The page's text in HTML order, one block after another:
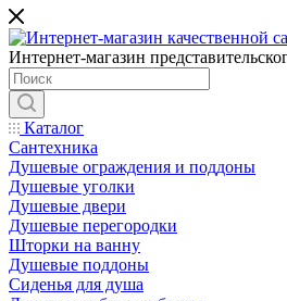
Интернет-магазин
Каталог
Сантехника
Душевые ограждения и поддоны
Душевые уголки
Душевые двери
Душевые перегородки
Шторки на ванну
Душевые поддоны
Сиденья для душа